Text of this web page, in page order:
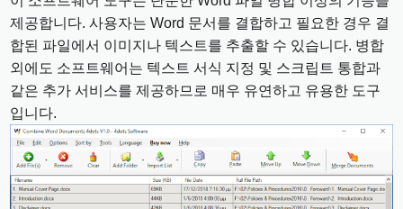
제공합니다. 사용자는 Word 문서를 결합하고 필요한 경우 결
합된 파일에서 이미지나 텍스트를 추출할 수 있습니다. 병합
외에도 소프트웨어는 텍스트 서식 지정 및 스크립트 통합과
같은 추가 서비스를 제공하므로 매우 유연하고 유용한 도구
입니다.